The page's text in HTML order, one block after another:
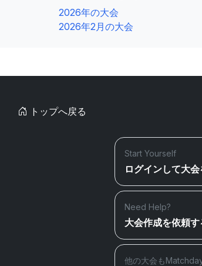
2026年の大会
2026年2月の大会
トップへ戻る
Start Yourself
ログインして大
Need Help?
大会作成を依頼す
他の大会も